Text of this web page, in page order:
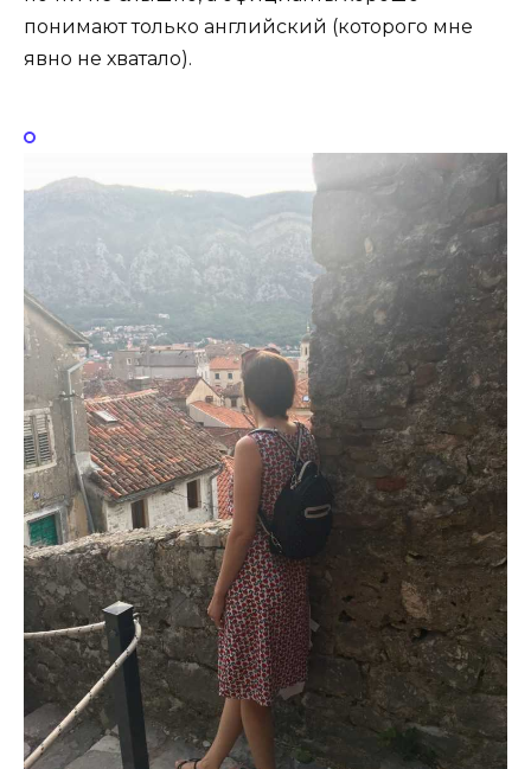
понимают только английский (которого мне
явно не хватало).